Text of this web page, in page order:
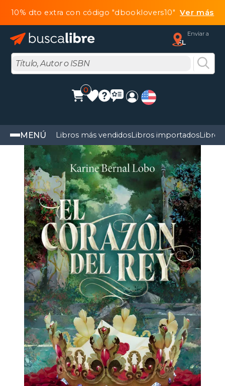
10% dto extra con código "dbooklovers10"Ver más
Enviar a
FL
0
MENÚ Libros más vendidosLibros importadosLibros